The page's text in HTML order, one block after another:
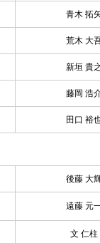
青木 拓
荒木 大
新垣 貴
藤岡 浩
田口 裕
後藤 大
遠藤 元
文 仁柱